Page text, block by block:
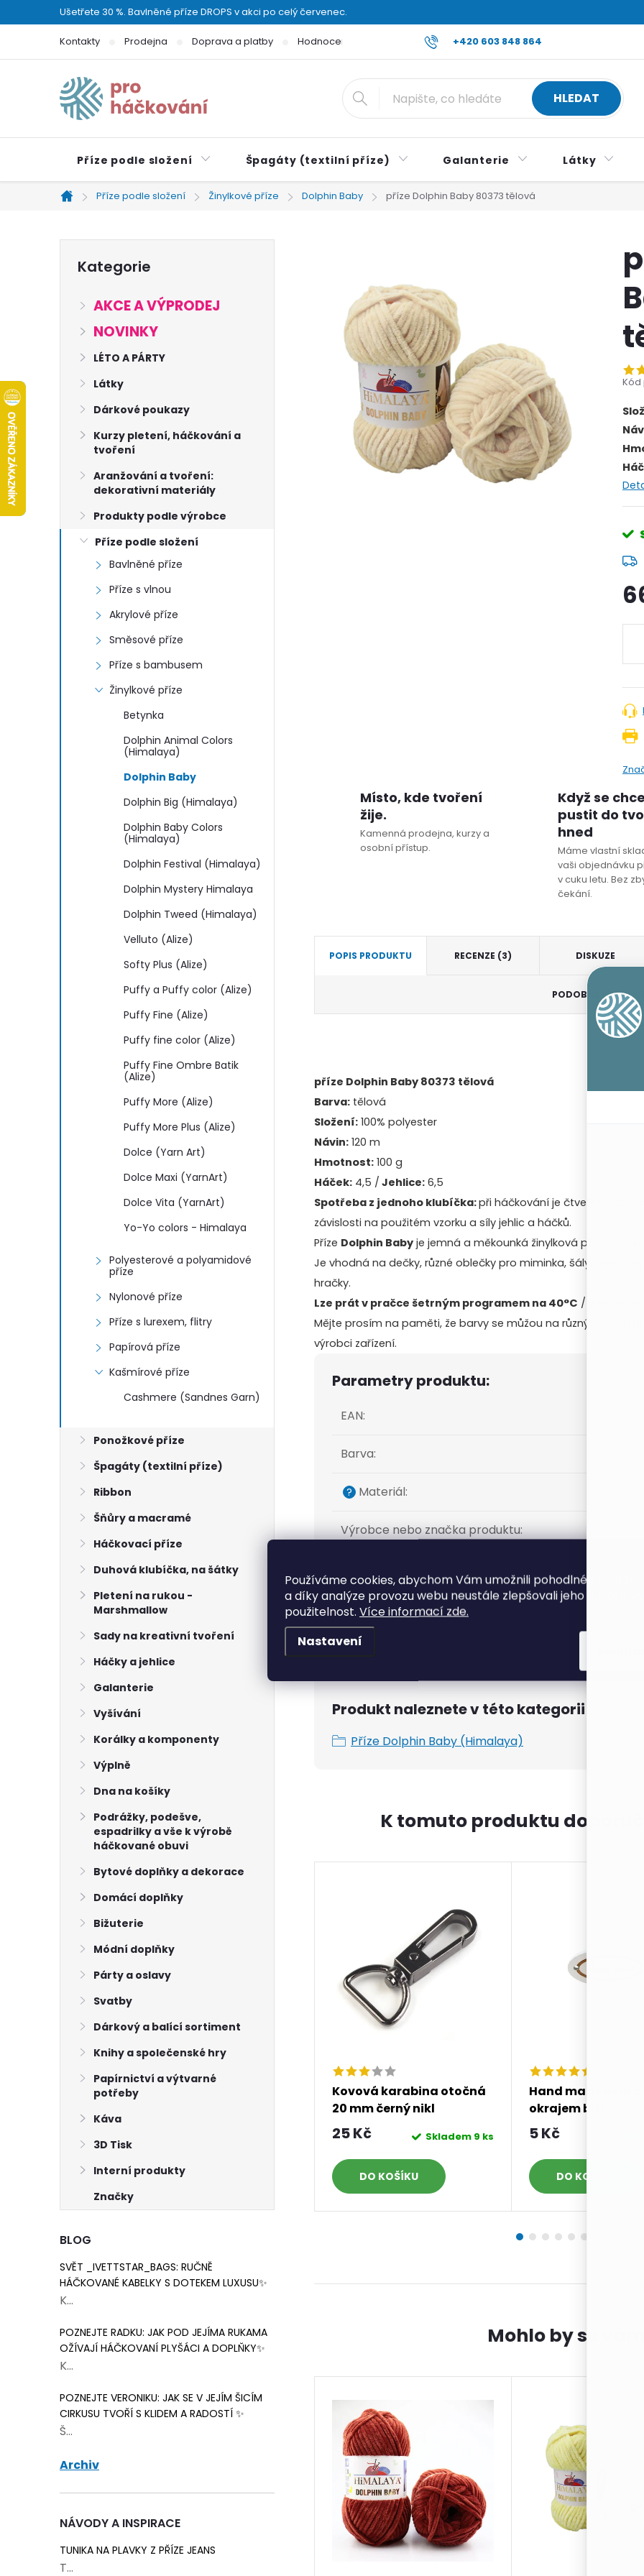
Používáme cookies, abychom Vám umožnili pohodlné prohlížení
a díky analýze provozu webu neustále zlepšovali jeho funkce,
použitelnost. Více informací zde.
Nastavení
na
Ušetřete 30 %. Bavlněné příze DROPS v akci po celý červenec.
+420 603 848 864
Kontakty Prodejna Doprava a platby Hodnocení obchodu Reklamace a vrácení zboží Všeobecné
HLEDAT
Příze podle složení Špagáty (textilní příze) Galanterie Látky
Domů
Příze podle složení Žinylkové příze Dolphin Baby příze Dolphin Baby 80373 tělová
kategorie
Kategorie
AKCE A VÝPRODEJ
NOVINKY
LÉTO A PÁRTY
Látky
Dárkové poukazy
Kurzy pletení, háčkování a
tvoření
Aranžování a tvoření:
dekorativní materiály
Produkty podle výrobce
Příze podle složení
Bavlněné příze
Příze s vlnou
Akrylové příze
Směsové příze
Příze s bambusem
Žinylkové příze
Betynka
Dolphin Animal Colors
(Himalaya)
Dolphin Baby
Dolphin Big (Himalaya)
Dolphin Baby Colors
(Himalaya)
Dolphin Festival (Himalaya)
Dolphin Mystery Himalaya
Dolphin Tweed (Himalaya)
Velluto (Alize)
Softy Plus (Alize)
Puffy a Puffy color (Alize)
Puffy Fine (Alize)
Puffy fine color (Alize)
Puffy Fine Ombre Batik
(Alize)
Puffy More (Alize)
Puffy More Plus (Alize)
Dolce (Yarn Art)
Dolce Maxi (YarnArt)
Dolce Vita (YarnArt)
Yo-Yo colors - Himalaya
Polyesterové a polyamidové
příze
Nylonové příze
Příze s lurexem, flitry
Papírová příze
Kašmírové příze
Cashmere (Sandnes Garn)
Ponožkové příze
Špagáty (textilní příze)
Ribbon
Šňůry a macramé
Háčkovací příze
Duhová klubíčka, na šátky
Pletení na rukou -
Marshmallow
Sady na kreativní tvoření
Háčky a jehlice
Galanterie
Vyšívání
Korálky a komponenty
Výplně
Dna na košíky
Podrážky, podešve,
espadrilky a vše k výrobě
háčkované obuvi
Bytové doplňky a dekorace
Domácí doplňky
Bižuterie
Módní doplňky
Párty a oslavy
Svatby
Dárkový a balící sortiment
Knihy a společenské hry
Papírnictví a výtvarné
potřeby
Káva
3D Tisk
Interní produkty
Značky
BLOG
SVĚT _IVETTSTAR_BAGS: RUČNĚ
HÁČKOVANÉ KABELKY S DOTEKEM LUXUSU✨
K...
POZNEJTE RADKU: JAK POD JEJÍMA RUKAMA
OŽÍVAJÍ HÁČKOVANÍ PLYŠÁCI A DOPLŇKY✨
K...
POZNEJTE VERONIKU: JAK SE V JEJÍM ŠICÍM
CIRKUSU TVOŘÍ S KLIDEM A RADOSTÍ ✨
Š...
Archiv
NÁVODY A INSPIRACE
TUNIKA NA PLAVKY Z PŘÍZE JEANS
T...
Kód
Místo, kde tvoření
žije.
Kamenná prodejna, kurzy a
osobní přístup.
Když se
pustit do
hned
Máme vlastní
vaši objednávku
v cuku letu. Bez
čekání.
POPIS PRODUKTU RECENZE (3) DISKUZE
PODOBNÉ
příze Dolphin Baby 80373 tělová
Barva: tělová
Složení: 100% polyester
Návin: 120 m
Hmotnost: 100 g
Háček: 4,5 / Jehlice: 6,5
Spotřeba z jednoho klubíčka:při háčkování je čtverec cca
závislosti na použitém vzorku a síly jehlic a háčků.
Příze Dolphin Baby je jemná a měkounká žinylková příze
Je vhodná na dečky, různé oblečky pro miminka, šály,
hračky.
Lze prát v pračce šetrným programem na 40°C / bez
Mějte prosím na paměti, že barvy se můžou na různých
výrobci zařízení.
Parametry produktu:
EAN:
Barva:
? Materiál:
Výrobce nebo značka produktu:
Hmotnost (g):
Dodává
Produkt naleznete v této kategorii
Příze Dolphin Baby (Himalaya)
K tomuto produktu
Papírová cedulka Hand
DO KOŠÍKU
Kovová karabina otočná
20 mm černý nikl
25 Kč Skladem 9 ks
DO KOŠÍKU
Hand made ovál s
okrajem bílý
5 Kč
DO KOŠÍKU